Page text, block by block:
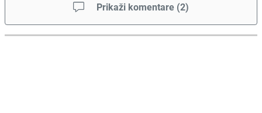
Prikaži komentare (2)